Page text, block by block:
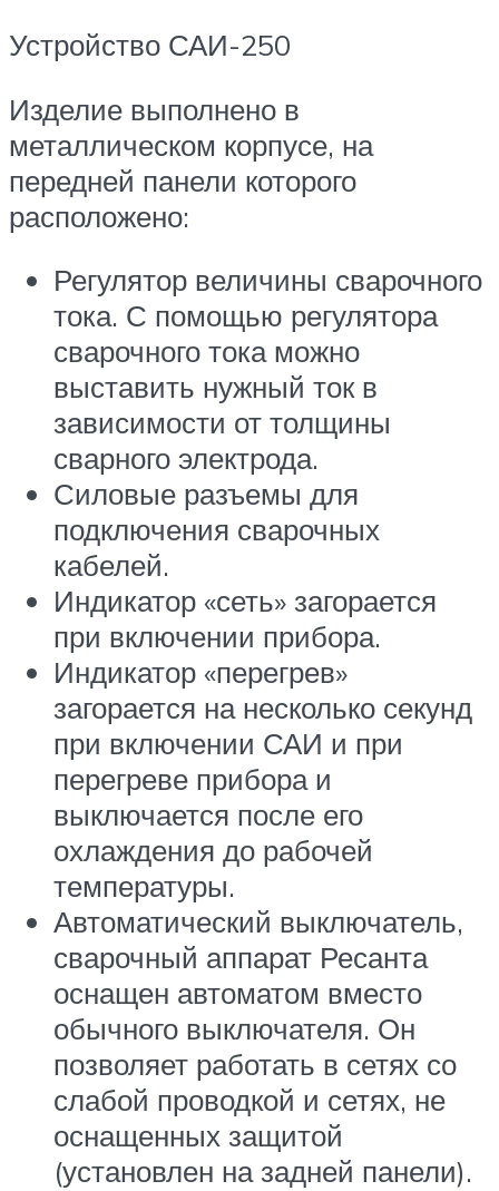
Устройство САИ-250
Изделие выполнено в
металлическом корпусе, на
передней панели которого
расположено:
Регулятор величины сварочного
тока. С помощью регулятора
сварочного тока можно
выставить нужный ток в
зависимости от толщины
сварного электрода.
Силовые разъемы для
подключения сварочных
кабелей.
Индикатор «сеть» загорается
при включении прибора.
Индикатор «перегрев»
загорается на несколько секунд
при включении САИ и при
перегреве прибора и
выключается после его
охлаждения до рабочей
температуры.
Автоматический выключатель,
сварочный аппарат Ресанта
оснащен автоматом вместо
обычного выключателя. Он
позволяет работать в сетях со
слабой проводкой и сетях, не
оснащенных защитой
(установлен на задней панели).